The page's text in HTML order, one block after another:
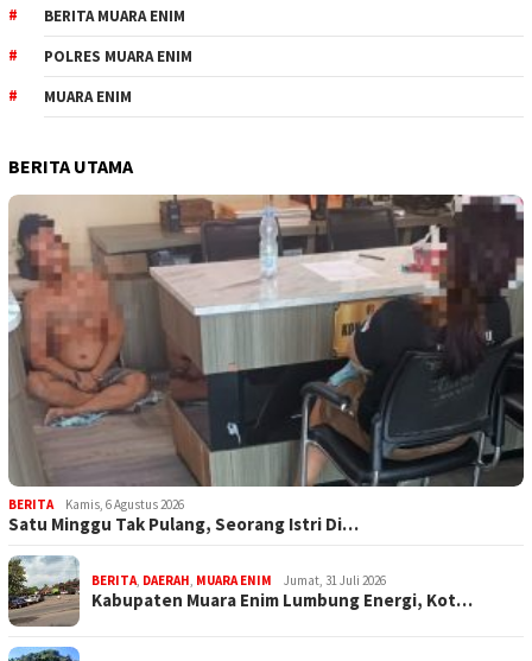
BERITA MUARA ENIM
POLRES MUARA ENIM
MUARA ENIM
BERITA UTAMA
BERITA Kamis, 6 Agustus 2026
Satu Minggu Tak Pulang, Seorang Istri Di…
BERITA DAERAH MUARA ENIM Jumat, 31 Juli 2026
Kabupaten Muara Enim Lumbung Energi, Kot…